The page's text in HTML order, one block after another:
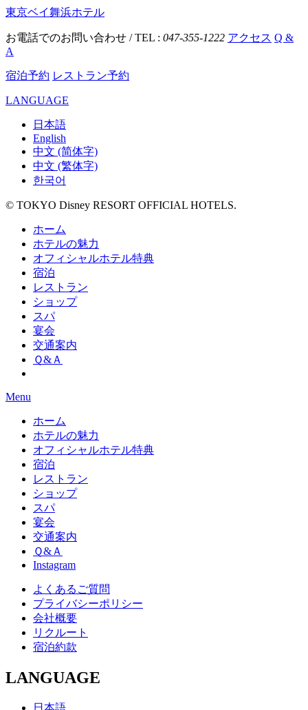
東京ベイ舞浜ホテル
お電話でのお問い合わせ / TEL : 047-355-1222 アクセス Q &
A
宿泊予約 レストラン予約
LANGUAGE
日本語
English
中文 (简体字)
中文 (繁体字)
한국어
© TOKYO Disney RESORT OFFICIAL HOTELS.
ホーム
ホテルの魅力
オフィシャルホテル特典
宿泊
レストラン
ショップ
スパ
宴会
交通案内
Ｑ&Ａ
Menu
ホーム
ホテルの魅力
オフィシャルホテル特典
宿泊
レストラン
ショップ
スパ
宴会
交通案内
Ｑ&Ａ
Instagram
よくあるご質問
プライバシーポリシー
会社概要
リクルート
宿泊約款
LANGUAGE
日本語